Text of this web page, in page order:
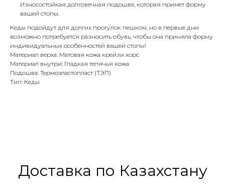
Износостойкая долговечная подошва, которая примет форму
вашей стопы.
Кеды подойдут для долгих прогулок пешком, но в первые дни
возможно потребуется разносить обувь, чтобы она приняла форму
индивидуальных особенностей вашей стопы!
Материал верха: Матовая кожа крейзи хорс
Материал внутри: Гладкая телячья кожа
Подошва: Термоэластопласт (ТЭП)
Тип: Кеды
Доставка по Казахстану